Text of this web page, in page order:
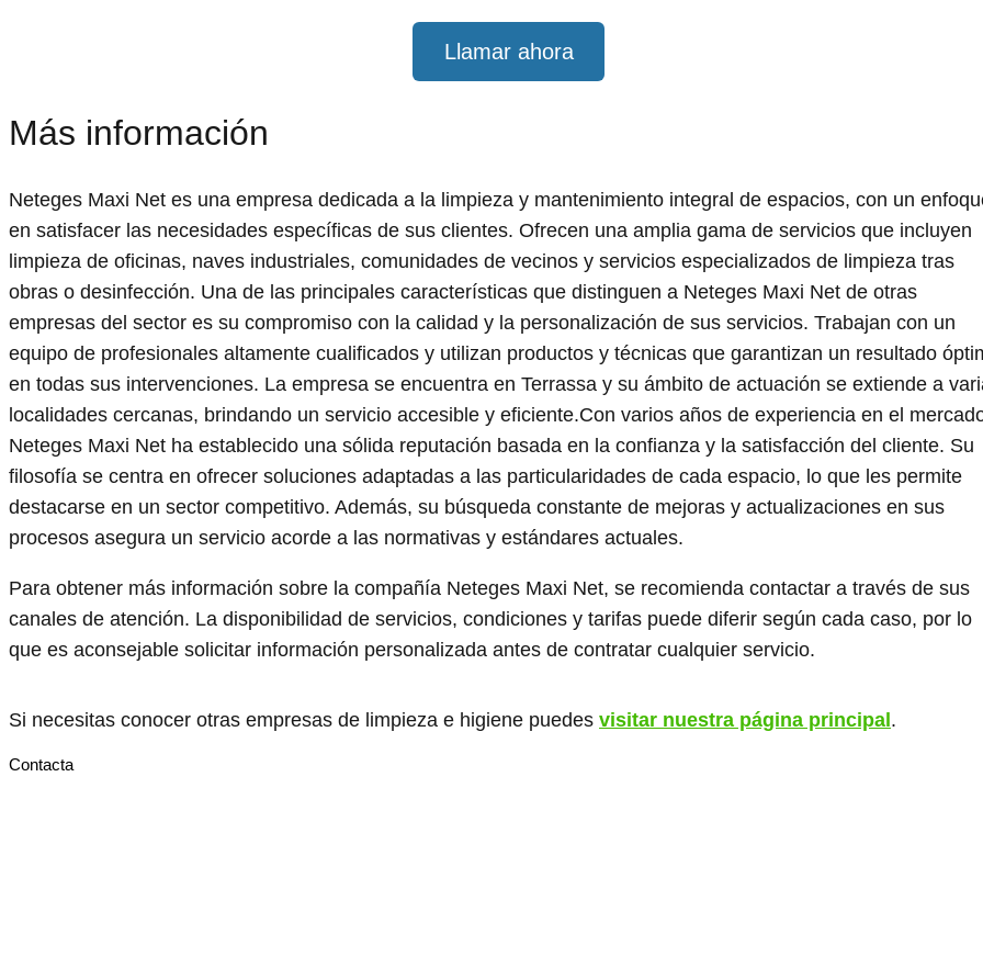
Llamar ahora
Más información
Neteges Maxi Net es una empresa dedicada a la limpieza y mantenimiento integral de espacios, con un
en satisfacer las necesidades específicas de sus clientes. Ofrecen una amplia gama de servicios que incluyen
limpieza de oficinas, naves industriales, comunidades de vecinos y servicios especializados de limpieza tras
obras o desinfección. Una de las principales características que distinguen a Neteges Maxi Net de otras
empresas del sector es su compromiso con la calidad y la personalización de sus servicios. Trabajan con un
equipo de profesionales altamente cualificados y utilizan productos y técnicas que garantizan un resultado
en todas sus intervenciones. La empresa se encuentra en Terrassa y su ámbito de actuación se extiende a
localidades cercanas, brindando un servicio accesible y eficiente.Con varios años de experiencia en el
Neteges Maxi Net ha establecido una sólida reputación basada en la confianza y la satisfacción del cliente. Su
filosofía se centra en ofrecer soluciones adaptadas a las particularidades de cada espacio, lo que les permite
destacarse en un sector competitivo. Además, su búsqueda constante de mejoras y actualizaciones en sus
procesos asegura un servicio acorde a las normativas y estándares actuales.
Para obtener más información sobre la compañía Neteges Maxi Net, se recomienda contactar a través de sus
canales de atención. La disponibilidad de servicios, condiciones y tarifas puede diferir según cada caso, por lo
que es aconsejable solicitar información personalizada antes de contratar cualquier servicio.
Si necesitas conocer otras empresas de limpieza e higiene puedes visitar nuestra página principal .
Contacta